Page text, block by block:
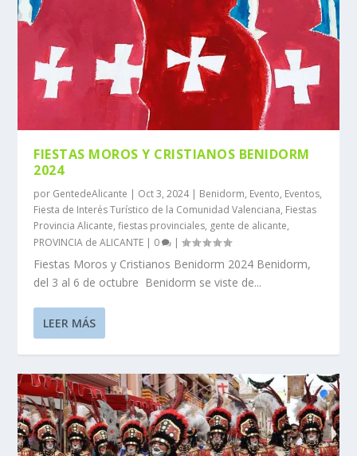
FIESTAS MOROS Y CRISTIANOS BENIDORM
2024
por GentedeAlicante Oct 3, 2024| Benidorm, Evento, Eventos,
Fiesta de Interés Turístico de la Comunidad Valenciana, Fiestas
Provincia Alicante,fiestas provinciales, gente de alicante,
PROVINCIA de ALICANTE
0 |
Fiestas Moros y Cristianos Benidorm 2024 Benidorm,
del 3 al 6 de octubre Benidorm se viste de...
LEER MÁS